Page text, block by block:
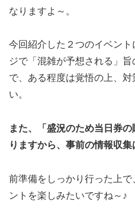
なりますよ～。
今回紹介した２つのイベン
ジで「混雑が予想される」
で、ある程度は覚悟の上、
い。
また、「盛況のため当日券
りますから、事前の情報収集
前準備をしっかり行った上
ントを楽しみたいですね～♪